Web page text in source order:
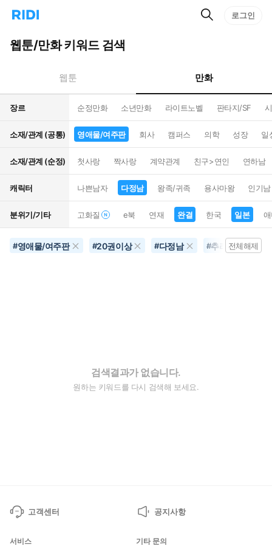
리
홈
으
턴
트
검
로그인
웹툰/만화 키워드 검색
웹툰 만화
장르 순정만화 소년만화 라이트노벨 판타지/SF
소재/관계 (공통) 영애물/여주판 회사 캠퍼스 의학 성장 일
소재/관계 (순정) 첫사랑 짝사랑 계약관계 친구>연인 연하남
캐릭터 나쁜남자 다정남 왕족/귀족 용사마왕 인기남
분위기/기타 고화질 e북 연재 완결 한국 일본
#영애물/여주판 #20권이상 #다정남 #추리물전체해제
검색결과가 없습니다.
원하는 키워드를 다시 검색해 보세요.
고객센터 공지사항
서비스 기타 문의